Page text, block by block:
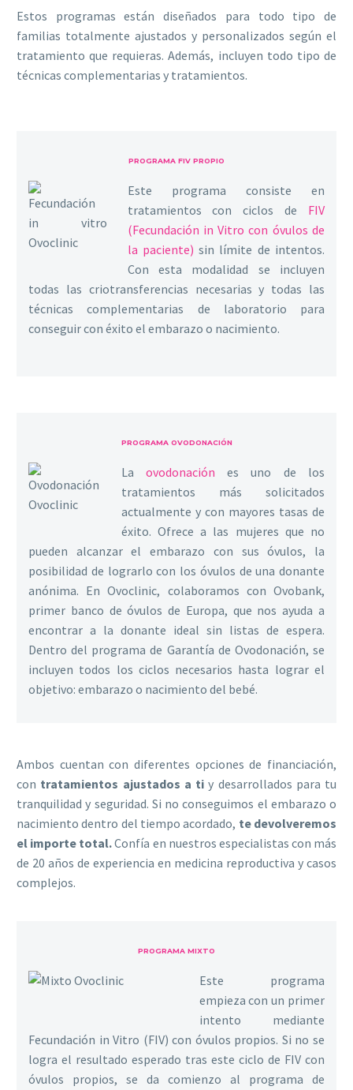
Estos programas están diseñados para todo tipo de
familias totalmente ajustados y personalizados según el
tratamiento que requieras. Además, incluyen todo tipo de
técnicas complementarias y tratamientos.
PROGRAMA FIV PROPIO
Este programa consiste en
tratamientos con ciclos de FIV
(Fecundación in Vitro con óvulos de
la paciente) sin límite de intentos.
Con esta modalidad se incluyen
todas las criotransferencias necesarias y todas las
técnicas complementarias de laboratorio para
conseguir con éxito el embarazo o nacimiento.
PROGRAMA OVODONACIÓN
La ovodonación es uno de los
tratamientos más solicitados
actualmente y con mayores tasas de
éxito. Ofrece a las mujeres que no
pueden alcanzar el embarazo con sus óvulos, la
posibilidad de lograrlo con los óvulos de una donante
anónima. En Ovoclinic, colaboramos con Ovobank,
primer banco de óvulos de Europa, que nos ayuda a
encontrar a la donante ideal sin listas de espera.
Dentro del programa de Garantía de Ovodonación, se
incluyen todos los ciclos necesarios hasta lograr el
objetivo: embarazo o nacimiento del bebé.
Ambos cuentan con diferentes opciones de financiación,
con tratamientos ajustados a ti y desarrollados para tu
tranquilidad y seguridad. Si no conseguimos el embarazo o
nacimiento dentro del tiempo acordado, te devolveremos
el importe total.Confía en nuestros especialistas con más
de 20 años de experiencia en medicina reproductiva y casos
complejos.
PROGRAMA MIXTO
Este programa
empieza con un primer
intento mediante
Fecundación in Vitro (FIV) con óvulos propios. Si no se
logra el resultado esperado tras este ciclo de FIV con
óvulos propios, se da comienzo al programa de